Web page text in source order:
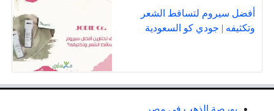
أفضل سيروم لتساقط الشعر
وتكثيفه | جودي كو السعودية
بورصة الذهب في مصر